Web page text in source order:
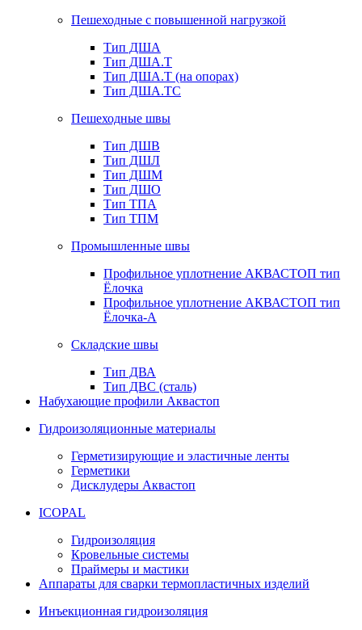
Пешеходные с повышенной нагрузкой
Тип ДША
Тип ДША.Т
Тип ДША.Т (на опорах)
Тип ДША.ТС
Пешеходные швы
Тип ДШВ
Тип ДШЛ
Тип ДШМ
Тип ДШО
Тип ТПА
Тип ТПМ
Промышленные швы
Профильное уплотнение АКВАСТОП тип
Ёлочка
Профильное уплотнение АКВАСТОП тип
Ёлочка-А
Складские швы
Тип ДВА
Тип ДВС (сталь)
Набухающие профили Аквастоп
Гидроизоляционные материалы
Герметизирующие и эластичные ленты
Герметики
Дисклудеры Аквастоп
ICOPAL
Гидроизоляция
Кровельные системы
Праймеры и мастики
Аппараты для сварки термопластичных изделий
Инъекционная гидроизоляция